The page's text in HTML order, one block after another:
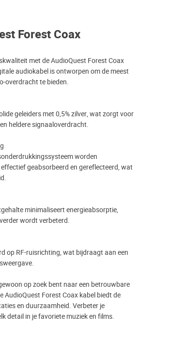
Forest Coax
met de AudioQuest Forest Coax
audiokabel is ontworpen om de meest
overdracht te bieden.
geleiders met 0,5% zilver, wat zorgt voor
heldere signaaloverdracht.
worden
geabsorbeerd en gereflecteerd, wat
minimaliseert energieabsorptie,
wordt verbeterd.
op RF-ruisrichting, wat bijdraagt aan een
op zoek bent naar een betrouwbare
AudioQuest Forest Coax kabel biedt de
en duurzaamheid. Verbeter je
detail in je favoriete muziek en films.